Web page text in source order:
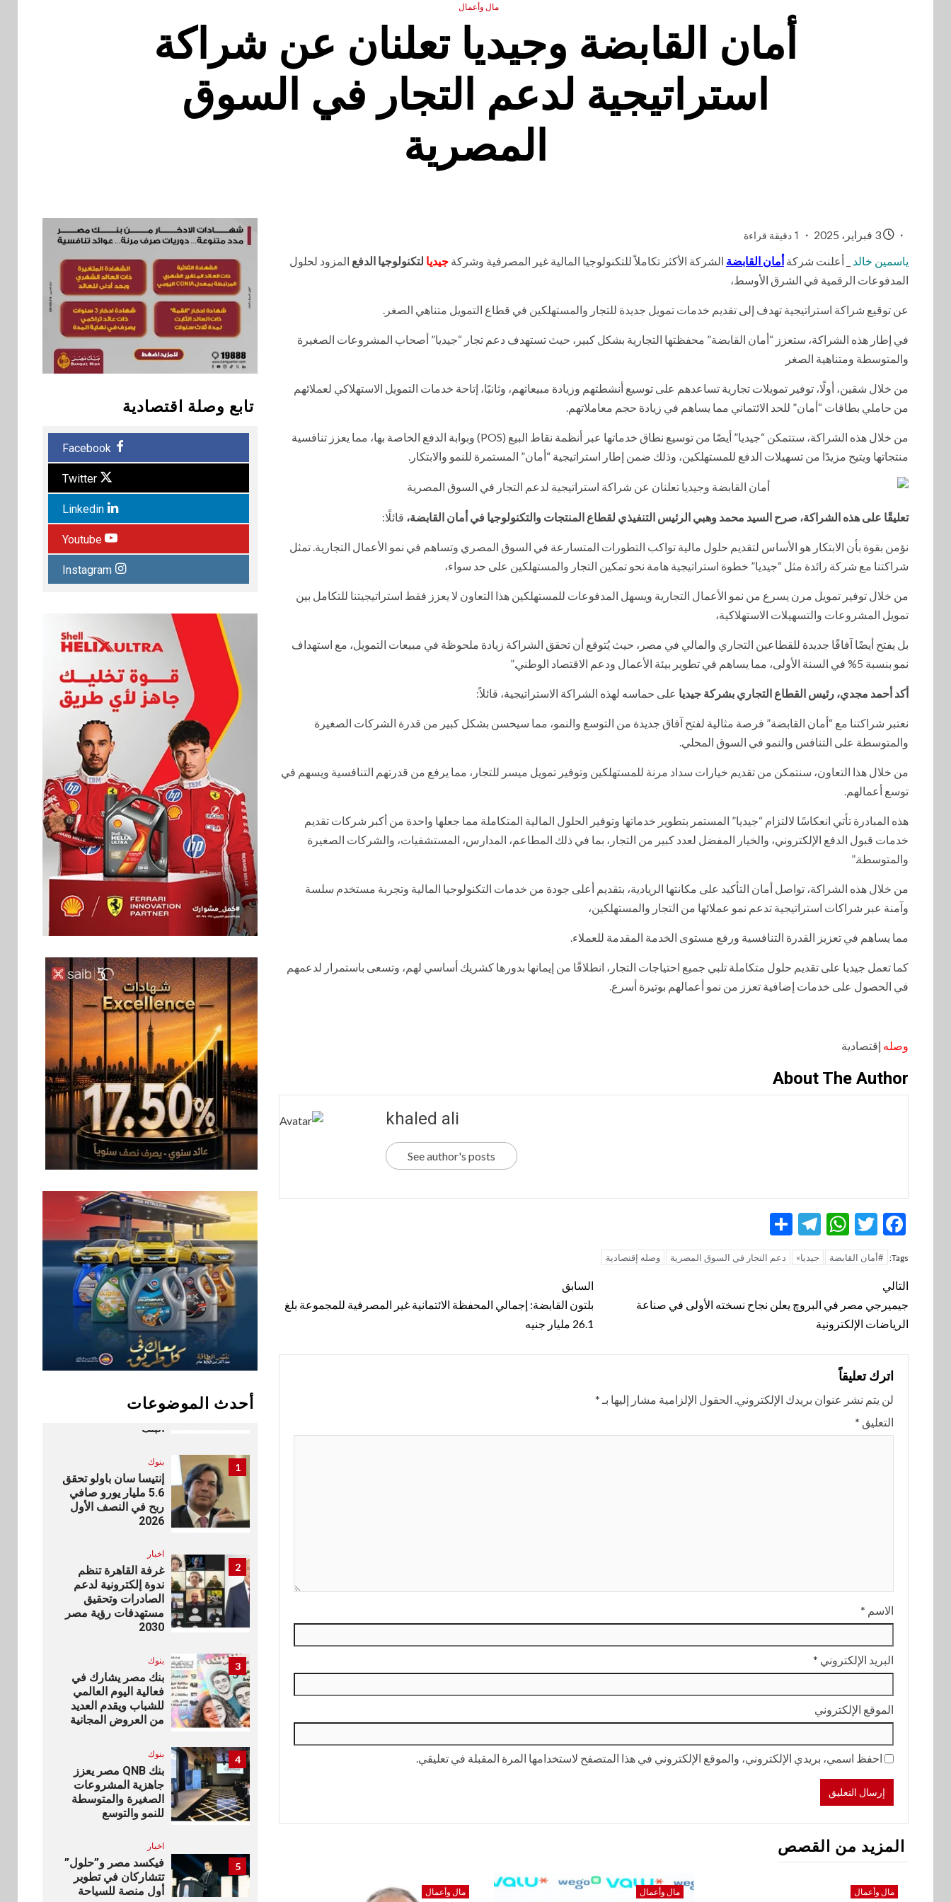
مال وأعمال
أمان القابضة وجيديا تعلنان عن شراكة
استراتيجية لدعم التجار في السوق
المصرية
1 دقيقة قراءة
ياسمين خالد _ أعلنت شركةأمان القابضة الشركة الأكثر تكاملاً للتكنولوجيا المالية غير المصرفية وشركة جيديا لتكنولوجيا الدفع المزود لحلول
المدفوعات الرقمية في الشرق الأوسط،
عن توقيع شراكة استراتيجية تهدف إلى تقديم خدمات تمويل جديدة للتجار والمستهلكين في قطاع التمويل متناهي الصغر.
في إطار هذه الشراكة، ستعزز “أمان القابضة” محفظتها التجارية بشكل كبير، حيث تستهدف دعم تجار “جيديا” أصحاب المشروعات الصغيرة
والمتوسطة ومتناهية الصغر
من خلال شقين، أولًا، توفير تمويلات تجارية تساعدهم على توسيع أنشطتهم وزيادة مبيعاتهم، وثانيًا، إتاحة خدمات التمويل الاستهلاكي لعملائهم
من حاملي بطاقات “أمان” للحد الائتماني مما يساهم في زيادة حجم معاملاتهم.
من خلال هذه الشراكة، ستتمكن “جيديا” أيضًا من توسيع نطاق خدماتها عبر أنظمة نقاط البيع (POS) وبوابة الدفع الخاصة بها، مما يعزز تنافسية
منتجاتها ويتيح مزيدًا من تسهيلات الدفع للمستهلكين، وذلك ضمن إطار استراتيجية “أمان” المستمرة للنمو والابتكار.
تعليقًا على هذه الشراكة، صرح السيد محمد وهبي الرئيس التنفيذي لقطاع المنتجات والتكنولوجيا في أمان القابضة، قائلًا:
نؤمن بقوة بأن الابتكار هو الأساس لتقديم حلول مالية تواكب التطورات المتسارعة في السوق المصري وتساهم في نمو الأعمال التجارية. تمثل
شراكتنا مع شركة رائدة مثل “جيديا” خطوة استراتيجية هامة نحو تمكين التجار والمستهلكين على حد سواء،
من خلال توفير تمويل مرن يسرع من نمو الأعمال التجارية ويسهل المدفوعات للمستهلكين هذا التعاون لا يعزز فقط استراتيجيتنا للتكامل بين
تمويل المشروعات والتسهيلات الاستهلاكية،
بل يفتح أيضًا آفاقًا جديدة للقطاعين التجاري والمالي في مصر، حيث يُتوقع أن تحقق الشراكة زيادة ملحوظة في مبيعات التمويل، مع استهداف
نمو بنسبة 5% في السنة الأولى، مما يساهم في تطوير بيئة الأعمال ودعم الاقتصاد الوطني.”
أكد أحمد مجدي، رئيس القطاع التجاري بشركة جيديا على حماسه لهذه الشراكة الاستراتيجية، قائلاً:
نعتبر شراكتنا مع “أمان القابضة” فرصة مثالية لفتح آفاق جديدة من التوسع والنمو، مما سيحسن بشكل كبير من قدرة الشركات الصغيرة
والمتوسطة على التنافس والنمو في السوق المحلي.
من خلال هذا التعاون، سنتمكن من تقديم خيارات سداد مرنة للمستهلكين وتوفير تمويل ميسر للتجار، مما يرفع من قدرتهم التنافسية ويسهم في
توسع أعمالهم.
هذه المبادرة تأتي انعكاسًا لالتزام “جيديا” المستمر بتطوير خدماتها وتوفير الحلول المالية المتكاملة مما جعلها واحدة من أكبر شركات تقديم
خدمات قبول الدفع الإلكتروني، والخيار المفضل لعدد كبير من التجار، بما في ذلك المطاعم، المدارس، المستشفيات، والشركات الصغيرة
والمتوسطة.”
من خلال هذه الشراكة، تواصل أمان التأكيد على مكانتها الريادية، بتقديم أعلى جودة من خدمات التكنولوجيا المالية وتجربة مستخدم سلسة
وآمنة عبر شراكات استراتيجية تدعم نمو عملائها من التجار والمستهلكين،
مما يساهم في تعزيز القدرة التنافسية ورفع مستوى الخدمة المقدمة للعملاء.
كما تعمل جيديا على تقديم حلول متكاملة تلبي جميع احتياجات التجار، انطلاقًا من إيمانها بدورها كشريك أساسي لهم، وتسعى باستمرار لدعمهم
في الحصول على خدمات إضافية تعزز من نمو أعمالهم بوتيرة أسرع.
وصله إقتصادية
About The Author
khaled ali
See author's posts
Facebook
Twitter
WhatsApp
Telegram
Tags: #أمان القابضة جيديا» دعم التجار في السوق المصرية وصله إقتصادية
تنقل
المقالة
السابق
بلتون القابضة: إجمالي المحفظة الائتمانية غير المصرفية للمجموعة بلغ
26.1 مليار جنيه
التالي
جيميرجي مصر في البروچ يعلن نجاح نسخته الأولى في صناعة
الرياضات الإلكترونية
اترك تعليقاً
لن يتم نشر عنوان بريدك الإلكتروني. الحقول الإلزامية مشار إليها بـ *
التعليق *
الاسم *
البريد الإلكتروني *
الموقع الإلكتروني
احفظ اسمي، بريدي الإلكتروني، والموقع الإلكتروني في هذا المتصفح لاستخدامها المرة المقبلة في تعليقي.
المزيد من القصص
مال وأعمال مال وأعمال مال وأعمال
تابع وصلة اقتصادية
Facebook
Twitter
Linkedin
Youtube
Instagram
أحدث الموضوعات
6 سوق وصلة
هواوي: هاتف nova 15
Max بطارية ضخمة
وتصميم متين جهازًا
مثاليًا للشباب
7
اقتصاد
إي اف چي فاينانس
تستعرض خطط نمو
«بلد» لتعزيز حضورها
في سوق تحويلات
المصريين بالخارج
بيان توضيحي صادر عن
شركة ناتجاس
9 سوق وصلة
vivo تشعل المنافسة
في مصر مع إطلاق
Y500 المزود ببطارية
بسعة 8100 مللي أمبير
10
بنوك تأمين
نكست وكاف للتأمين
استراتيجيًا لتقديم حلول
تأمينية متكاملة لعملاء
البنك
1 بنوك
إنتيسا سان باولو تحقق
5.6 مليار يورو صافي
ربح في النصف الأول
2026
2
اخبار
غرفة القاهرة تنظم
ندوة إلكترونية لدعم
الصادرات وتحقيق
مستهدفات رؤية مصر
2030
3 بنوك
بنك مصر يشارك في
فعالية اليوم العالمي
للشباب ويقدم العديد
من العروض المجانية
4 بنوك
بنك QNB مصر يعزز
جاهزية المشروعات
الصغيرة والمتوسطة
للنمو والتوسع
5
اخبار
فيكسد مصر و”حلول”
تتشاركان في تطوير
أول منصة للسياحة